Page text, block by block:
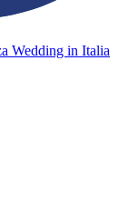
Wedding in Italia